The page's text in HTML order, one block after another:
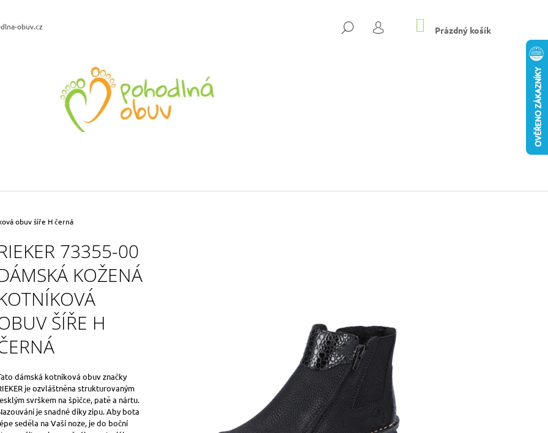
obuv.cz HLEDAT
PŘIHLÁŠENÍ
NÁKUPNÍ
KOŠÍK
Prázdný košík
obuv šíře H černá
73355-00
KOŽENÁ
ŠÍŘE H
dámská kotníková obuv značky
je ozvláštněna strukturovaným
svrškem na špičce, patě a nártu.
je snadné díky zipu. Aby bota
seděla na Vaší noze, je do boční
CO POTŘEBUJETE NAJÍT?
HLEDAT
BRINKMANN 700701-09 DÁMSKÉ
Kč
BIO BIO 75896-19 DÁMSKÉ PANTOFLE